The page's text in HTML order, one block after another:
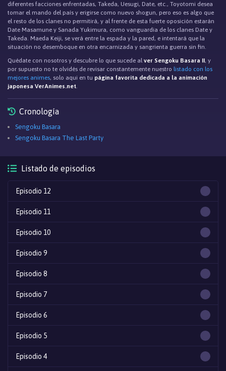
diferentes facciones enfrentadas, Takeda, Uesugi, Date, etc., Toyotomi desea
tomar el mando del país y erigirse como nuevo shogun, pero eso es algo que
el resto de los clanes no permitirá, y al frente de esta fuerte oposición estarán
Date Masamune y Sanada Yukimura, como vanguardia de los clanes Date y
Takeda. Maeda Keiji, se verá entre la espada y la pared, e intentará que la
situación no desemboque en otra encarnizada y sangrienta guerra sin fin.
Quédate con nosotros y descubre lo que sucede alver Sengoku Basara II, y
por supuesto no te olvidés de revisar constantemente nuestro listado con los
mejores animes, solo aqui en tu página favorita dedicada a la animación
japonesa VerAnimes.net.
Cronología
Sengoku Basara
Sengoku Basara The Last Party
Listado de episodios
Episodio 12
Episodio 11
Episodio 10
Episodio 9
Episodio 8
Episodio 7
Episodio 6
Episodio 5
Episodio 4